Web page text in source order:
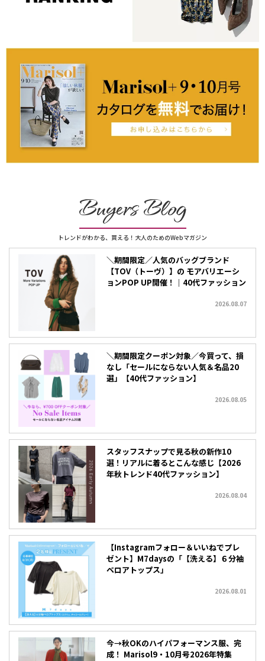
Buyers Blog
トレンドがわかる、買える！大人のためのWebマガジン
＼期間限定／人気のバッグブランド
【TOV（トーヴ）】の モアバリエーシ
ョンPOP UP開催！｜40代ファッション
2026.08.07
＼期間限定クーポン対象／今買って、損
なし「セールにならない人気＆名品20
選」【40代ファッション】
2026.08.05
スタッフスナップで見る秋の新作10
選！リアルに着るとこんな感じ【2026
年秋トレンド40代ファッション】
2026.08.04
【Instagramフォロー＆いいねでプレ
ゼント】M7daysの「【洗える】６分袖
ベロアトップス」
2026.08.01
今→秋OKのハイパフォーマンス服、完
成！ Marisol9・10月号2026年特集